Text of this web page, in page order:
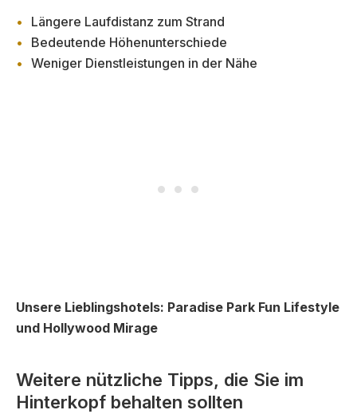
Längere Laufdistanz zum Strand
Bedeutende Höhenunterschiede
Weniger Dienstleistungen in der Nähe
Unsere Lieblingshotels: Paradise Park Fun Lifestyle
und Hollywood Mirage
Weitere nützliche Tipps, die Sie im
Hinterkopf behalten sollten